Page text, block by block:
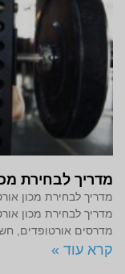
מדריך לבחירת
מדריך לבחירת מכון
מדריך לבחירת מכון
מדרסים אורטופדים,
קרא עוד »